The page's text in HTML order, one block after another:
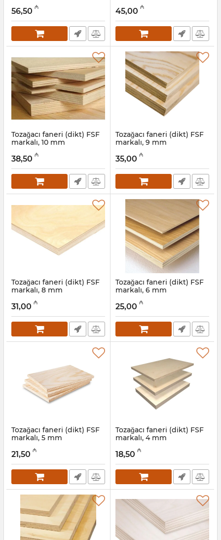
041001037
56,50 ₼ 041001036
45,00 ₼
Tozağacı faneri (dikt) FSF
markalı, 10 mm
041001035
38,50 ₼
Tozağacı faneri (dikt) FSF
markalı, 9 mm
041001034
35,00 ₼
Tozağacı faneri (dikt) FSF
markalı, 8 mm
041001033
31,00 ₼
Tozağacı faneri (dikt) FSF
markalı, 6 mm
041001032
25,00 ₼
Tozağacı faneri (dikt) FSF
markalı, 5 mm
041001031
21,50 ₼
Tozağacı faneri (dikt) FSF
markalı, 4 mm
041001030
18,50 ₼